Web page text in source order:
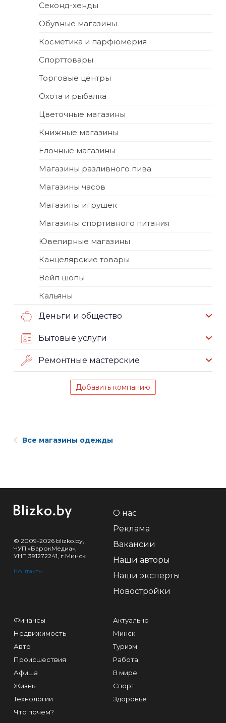
Секонд-хенды
Обувные магазины
Косметика и парфюмерия
Спорттовары
Торговые центры
Охота и рыбалка
Цветочные магазины
Книжные магазины
Елочные магазины
Магазины разливного пива
Магазины часов
Магазины игрушек
Магазины спортивного питания
Ювелирные магазины
Канцелярские товары
Вейп шопы
Кальяны
Деньги и общество
Бытовые услуги
Ремонтные мастерские
Добавить компанию
Все магазины одежды
© 2009-2026 blizko.by,
ЧУП «БарокМедиа»,
УНП 391272241, г.Минск
Контакты
О нас
Реклама
Вакансии
Наши авторы
Наши эксперты
Новостройки
Финансы
Недвижимость
Авто
Происшествия
Афиша
Жизнь
Технологии
Что почем?
Актуально
Минск
Туризм
Работа
В мире
Спорт
Здоровье